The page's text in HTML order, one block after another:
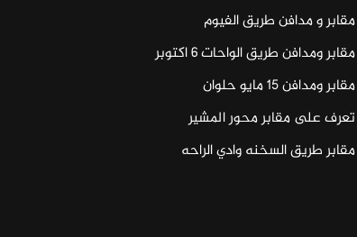
مقابر و مدافن طريق الفيوم
مقابر ومدافن طريق الواحات ٦ اكتوبر
مقابر ومدافن ١٥ مايو حلوان
تعرف على مقابر محور المشير
مقابر طريق السخنه وادي الراحه